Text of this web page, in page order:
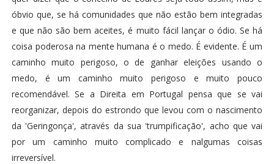
óbvio que, se há comunidades que não estão bem integradas
e que não são bem aceites, é muito fácil lançar o ódio. Se há
coisa poderosa na mente humana é o medo. É evidente. É um
caminho muito perigoso, o de ganhar eleições usando o
medo, é um caminho muito perigoso e muito pouco
recomendável. Se a Direita em Portugal pensa que se vai
reorganizar, depois do estrondo que levou com o nascimento
da 'Geringonça', através da sua 'trumpificação', acho que vai
por um caminho muito complicado e nalgumas coisas
irreversível.